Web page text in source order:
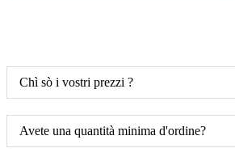
Chì sò i vostri prezzi ?
Avete una quantità minima d'ordine?